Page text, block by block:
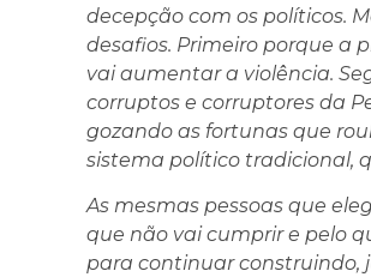
decepção com os políticos.
desafios. Primeiro porque a
vai aumentar a violência.
corruptos e corruptores da
gozando as fortunas que
sistema político tradicional,
As mesmas pessoas que
que não vai cumprir e pelo
para continuar construindo,